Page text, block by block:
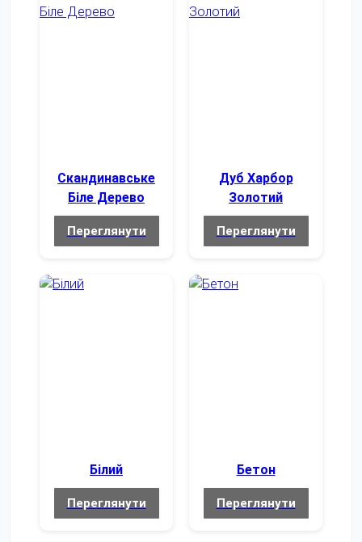
Скандинавське
Біле Дерево
Переглянути
Дуб Харбор
Золотий
Переглянути
Білий
Переглянути
Бетон
Переглянути